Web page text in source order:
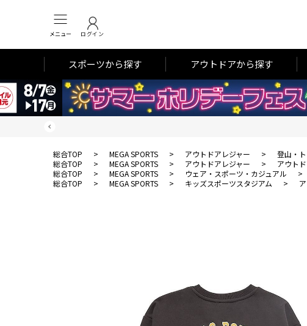
メニュー ログイン
スポーツから探す アウトドアから探す
総合TOP > MEGA SPORTS > アウトドアレジャー > 登山・
総合TOP
> MEGA SPORTS > アウトドアレジャー > アウト
総合TOP
> MEGA SPORTS > ウェア・スポーツ・カジュアル >
総合TOP
> MEGA SPORTS > キッズスポーツスタジアム >